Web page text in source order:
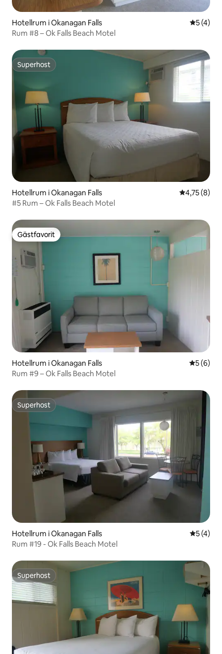
Hotellrum i Okanagan Falls 5 av 5 i
5 (4)
Rum #8 – Ok Falls Beach Motel
Superhost
Superhost
Hotellrum i Okanagan Falls 4,75 av 5 i
4,75 (8)
#5 Rum – Ok Falls Beach Motel
Gästfavorit
Gästfavorit
Hotellrum i Okanagan Falls 5 av 5 i
5 (6)
Rum #9 – Ok Falls Beach Motel
Superhost
Superhost
Hotellrum i Okanagan Falls 5 av 5 i
5 (4)
Rum #19 - Ok Falls Beach Motel
Superhost
Superhost